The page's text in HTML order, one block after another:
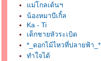
ม่โกลเด้นฯ
น้องหมาบีเกิ้ล
Ka - Ti
เด็กชายหัวระเบิด
*_ดอกไม้ไหวที่ปลายฟ้า_*
ทำใจได้